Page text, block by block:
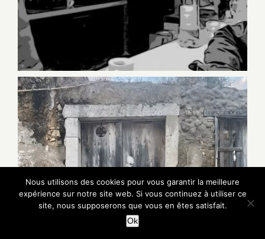
Nous utilisons des cookies pour vous garantir la meilleure
expérience sur notre site web. Si vous continuez à utiliser ce
site, nous supposerons que vous en êtes satisfait.
Ok